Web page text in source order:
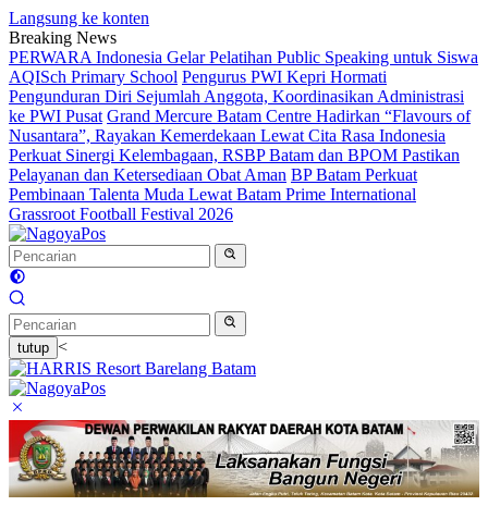
Langsung ke konten
Breaking News
PERWARA Indonesia Gelar Pelatihan Public Speaking untuk Siswa
AQISch Primary School Pengurus PWI Kepri Hormati
Pengunduran Diri Sejumlah Anggota, Koordinasikan Administrasi
ke PWI Pusat Grand Mercure Batam Centre Hadirkan “Flavours of
Nusantara”, Rayakan Kemerdekaan Lewat Cita Rasa Indonesia
Perkuat Sinergi Kelembagaan, RSBP Batam dan BPOM Pastikan
Pelayanan dan Ketersediaan Obat Aman BP Batam Perkuat
Pembinaan Talenta Muda Lewat Batam Prime International
Grassroot Football Festival 2026
tutup <